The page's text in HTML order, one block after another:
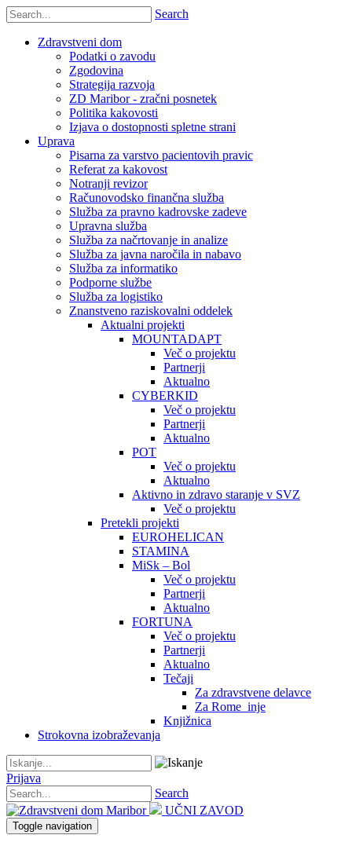
Search
Zdravstveni dom
Podatki o zavodu
Zgodovina
Strategija razvoja
ZD Maribor - zračni posnetek
Politika kakovosti
Izjava o dostopnosti spletne strani
Uprava
Pisarna za varstvo pacientovih pravic
Referat za kakovost
Notranji revizor
Računovodsko finančna služba
Služba za pravno kadrovske zadeve
Upravna služba
Služba za načrtovanje in analize
Služba za javna naročila in nabavo
Služba za informatiko
Podporne službe
Služba za logistiko
Znanstveno raziskovalni oddelek
Aktualni projekti
MOUNTADAPT
Več o projektu
Partnerji
Aktualno
CYBERKID
Več o projektu
Partnerji
Aktualno
POT
Več o projektu
Aktualno
Aktivno in zdravo staranje v SVZ
Več o projektu
Pretekli projekti
EUROHELICAN
STAMINA
MiSk – Bol
Več o projektu
Partnerji
Aktualno
FORTUNA
Več o projektu
Partnerji
Aktualno
Tečaji
Za zdravstvene delavce
Za Rome_inje
Knjižnica
Strokovna izobraževanja
Prijava
Search
UČNI ZAVOD
Toggle navigation